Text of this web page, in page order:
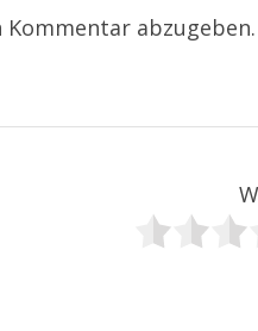
Kommentar abzugeben.